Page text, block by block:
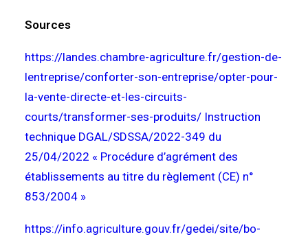
Sources
https://landes.chambre-agriculture.fr/gestion-de-
lentreprise/conforter-son-entreprise/opter-pour-
la-vente-directe-et-les-circuits-
courts/transformer-ses-produits/ Instruction
technique DGAL/SDSSA/2022-349 du
25/04/2022 « Procédure d’agrément des
établissements au titre du règlement (CE) n°
853/2004 »
https://info.agriculture.gouv.fr/gedei/site/bo-